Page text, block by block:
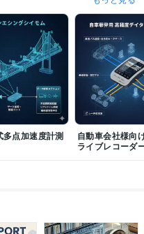
多点加速度計測
自動車会社様向
ライブレコーダ